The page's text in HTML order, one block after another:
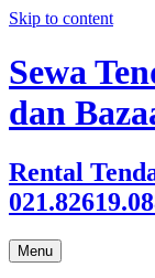
Skip to content
Sewa
dan
Rental
Menu